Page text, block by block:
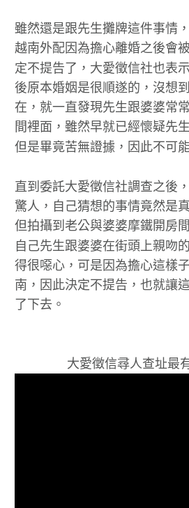
雖然還是跟先生攤牌這件事情
越南外配因為擔心離婚之後會
定不提告了，大愛徵信社也表
後原本婚姻是很順遂的，沒想
在，就一直發現先生跟婆婆常
間裡面，雖然早就已經懷疑先
但是畢竟苦無證據，因此不可
直到委託大愛徵信社調查之後
驚人，自己猜想的事情竟然是
但拍攝到老公與婆婆摩鐵開房
自己先生跟婆婆在街頭上親吻
得很噁心，可是因為擔心這樣
南，因此決定不提告，也就讓
了下去。
大愛徵信尋人查址